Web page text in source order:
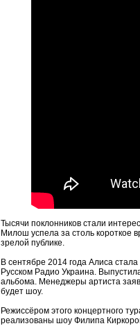
Тысячи поклонников стали
Милош успела за столь короткое
зрелой публике.
В сентябре 2014 года Алиса
Русском Радио Украина.
альбома. Менеджеры артиста
будет шоу.
Режиссёром этого концертного
реализованы шоу Филипа